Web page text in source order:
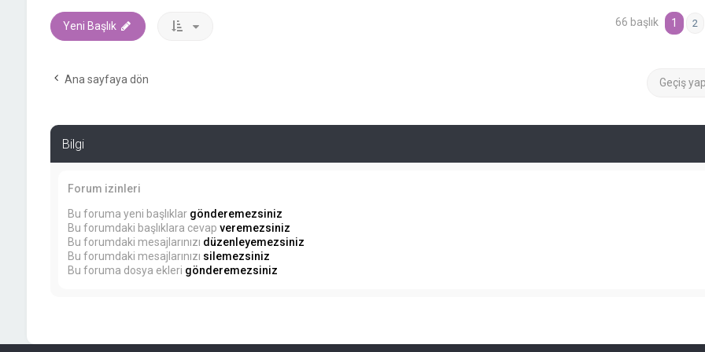
Yeni Başlık 66 başlık 1 2
Ana sayfaya dön Geçiş yap
Bilgi
Forum izinleri
Bu foruma yeni başlıklar gönderemezsiniz
Bu forumdaki başlıklara cevap veremezsiniz
Bu forumdaki mesajlarınızı düzenleyemezsiniz
Bu forumdaki mesajlarınızı silemezsiniz
Bu foruma dosya ekleri gönderemezsiniz